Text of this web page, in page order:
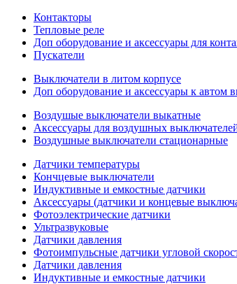
Контакторы
Тепловые реле
Доп оборудование и аксессуары для
Пускатели
Выключатели в литом корпусе
Доп оборудование и аксессуары к автом
Воздушые выключатели выкатные
Аксессуары для воздушных
Воздушные выключатели стационарные
Датчики температуры
Кончцевые выключатели
Индуктивные и емкостные датчики
Аксессуары (датчики и концевые
Фотоэлектрические датчики
Ультразвуковые
Датчики давления
Фотоимпульсные датчики угловой
Датчики давления
Индуктивные и емкостные датчики